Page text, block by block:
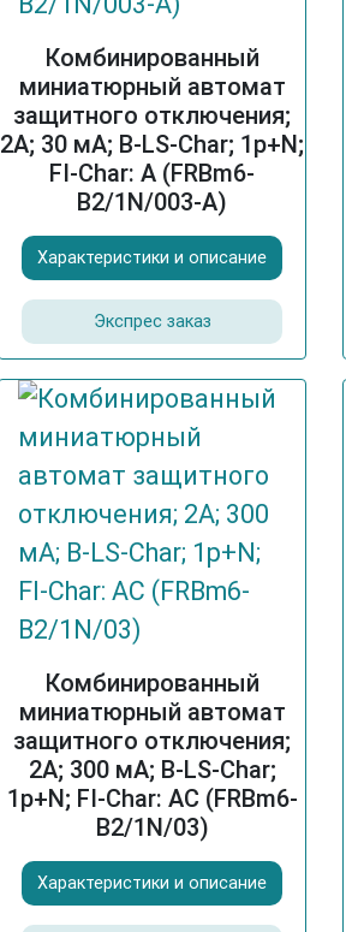
Комбинированный
миниатюрный автомат
защитного отключения;
2A; 30 мА; B-LS-Char; 1p+N;
FI-Char: A (FRBm6-
B2/1N/003-A)
Характеристики и описание
Экспрес заказ
Комбинированный
миниатюрный автомат
защитного отключения;
2A; 300 мА; B-LS-Char;
1p+N; FI-Char: AC (FRBm6-
B2/1N/03)
Характеристики и описание